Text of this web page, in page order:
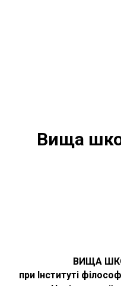
Вища
ВИЩА
при Інституті